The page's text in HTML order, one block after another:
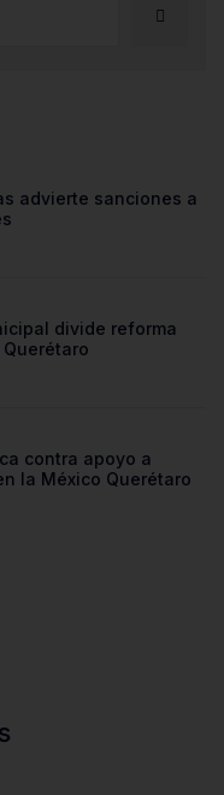
advierte sanciones a
divide reforma
contra apoyo a
la México Querétaro